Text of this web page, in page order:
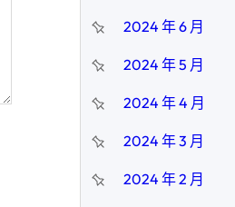
2024 年 6 月
2024 年 5 月
2024 年 4 月
2024 年 3 月
2024 年 2 月